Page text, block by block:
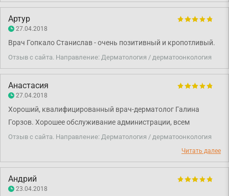
Артур
27.04.2018
Врач Гопкало Станислав - очень позитивный и кропотливый.
Отзыв с сайта. Направление: Дерматология / дерматоонкология
Анастасия
27.04.2018
Хороший, квалифицированный врач-дерматолог Галина
Горзов. Хорошее обслуживание администрации, всем
довольна.
Отзыв с сайта. Направление: Дерматология / дерматоонкология
Читать далее
Андрий
23.04.2018